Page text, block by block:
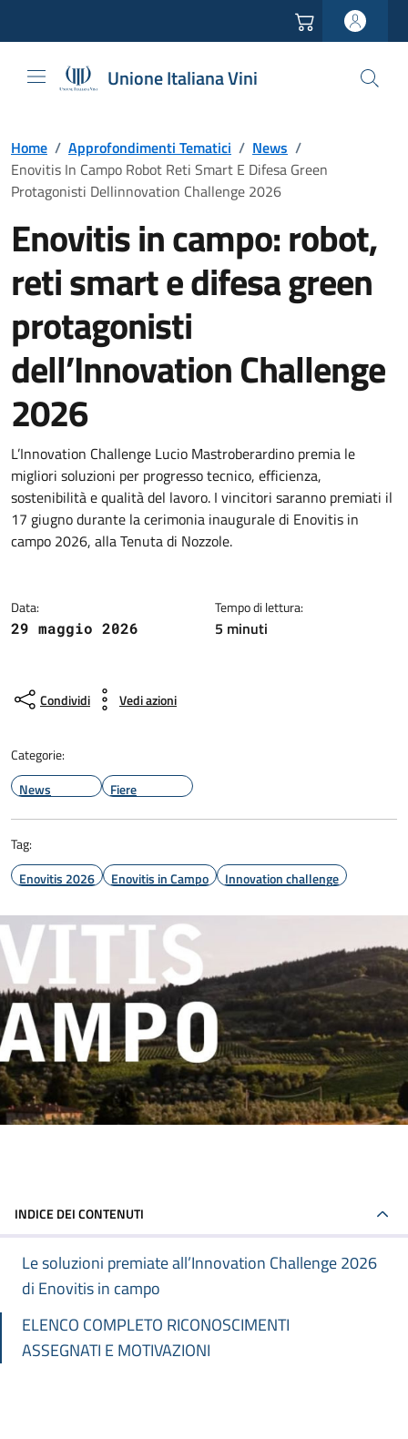
Unione Italiana Vini
Home / Approfondimenti Tematici / News /
Enovitis In Campo Robot Reti Smart E Difesa Green
Protagonisti Dellinnovation Challenge 2026
Enovitis in campo: robot,
reti smart e difesa green
protagonisti
dell’Innovation Challenge
2026
L’Innovation Challenge Lucio Mastroberardino premia le
migliori soluzioni per progresso tecnico, efficienza,
sostenibilità e qualità del lavoro. I vincitori saranno premiati il
17 giugno durante la cerimonia inaugurale di Enovitis in
campo 2026, alla Tenuta di Nozzole.
Data:
29 maggio 2026
Tempo di lettura:
5 minuti
Condividi Vedi azioni
Categorie:
News
Fiere
Tag:
Enovitis 2026
Enovitis in Campo Innovation challenge
INDICE DEI CONTENUTI
Le soluzioni premiate all’Innovation Challenge 2026
di Enovitis in campo
ELENCO COMPLETO RICONOSCIMENTI
ASSEGNATI E MOTIVAZIONI